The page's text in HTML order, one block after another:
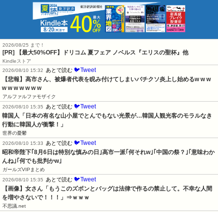
2026/08/25 まで！
[PR] 【最大50%OFF】ドリコム 夏フェア ノベルス『エリスの聖杯』他
Kindleストア
2026/08/10 15:32 あとで読む 🐦Tweet
【悲報】高市さん、被爆者代表を睨み付けてしまいバチクソ炎上し始めるw w w
w w w w w w w
アルファルファモザイク
2026/08/10 15:35 あとで読む 🐦Tweet
韓国人「日本の有名な山小屋でとんでもない光景が…韓国人観光客のモラルなき
行動に韓国人が衝撃！」
世界の憂鬱
2026/08/10 15:33 あとで読む 🐦Tweet
昭和帝陛下｢8月6日は特別な慎みの日｣高市一派｢何それw｣｢中国の祭？｣｢意味わか
んね｣｢何でも批判かw｣
ガールズVIPまとめ
2026/08/10 15:35 あとで読む 🐦Tweet
【画像】女さん「もうこのズボンとバッグは法律で作るの禁止して。不幸な人間
を増やさないで！！！」⇒ｗｗｗ
不思議.net